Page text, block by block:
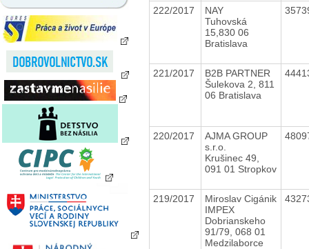
222/2017
NAY
Tuhovská
15,830 06
Bratislava
221/2017
B2B PARTNER
Šulekova 2, 811
06 Bratislava
220/2017
AJMA GROUP
s.r.o.
Krušinec 49,
091 01 Stropkov
219/2017
Miroslav Cigánik
IMPEX
Dobrianskeho
91/79, 068 01
Medzilaborce